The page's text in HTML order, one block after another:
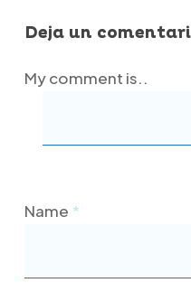
Deja un
My comment is..
Name *